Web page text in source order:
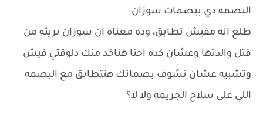
البصمه دي ببصمات سوزان
طلع انه مفيش تطابق، وده معناه ان سوزان بريئه من
قتل والدتها وعشان كده احنا هناخد منك دلوقتي فيش
وتشبيه عشان نشوف بصماتك هتتطابق مع البصمه
اللي على سلاح الجريمه ولا لا؟